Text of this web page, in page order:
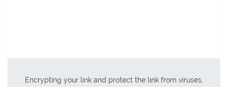
Encrypting your link and protect the link from viruses,